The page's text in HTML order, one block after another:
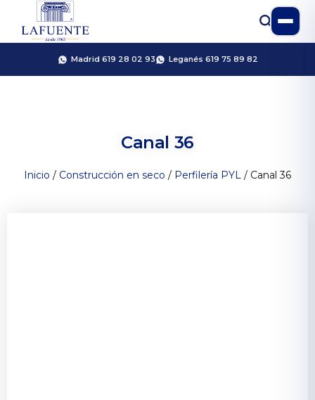
Madrid 619 28 02 93 Leganés 619 75 89 82
Canal 36
Inicio / Construcción en seco / Perfilería PYL / Canal 36